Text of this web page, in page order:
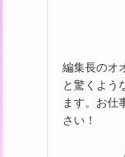
編集長のオ
と驚くよう
ます。お仕
さい！